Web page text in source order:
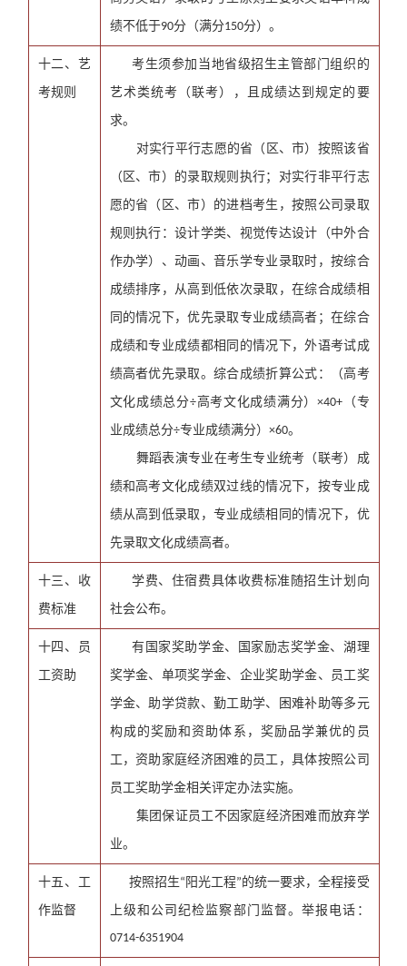
绩不低于90分（满分150分）。
十二、艺
考规则
考生须参加当地省级招生主管部门组织的
艺术类统考（联考），且成绩达到规定的要
求。
对实行平行志愿的省（区、市）按照该省
（区、市）的录取规则执行；对实行非平行志
愿的省（区、市）的进档考生，按照公司录取
规则执行：设计学类、视觉传达设计（中外合
作办学）、动画、音乐学专业录取时，按综合
成绩排序，从高到低依次录取，在综合成绩相
同的情况下，优先录取专业成绩高者；在综合
成绩和专业成绩都相同的情况下，外语考试成
绩高者优先录取。综合成绩折算公式：（高考
文化成绩总分÷高考文化成绩满分）×40+ （专
业成绩总分÷专业成绩满分） ×60。
舞蹈表演专业在考生专业统考（联考）成
绩和高考文化成绩双过线的情况下，按专业成
绩从高到低录取，专业成绩相同的情况下，优
先录取文化成绩高者。
十三、收
费标准
学费、住宿费具体收费标准随招生计划向
社会公布。
十四、员
工资助
有国家奖助学金、国家励志奖学金、湖理
奖学金、单项奖学金、企业奖助学金、员工奖
学金、助学贷款、勤工助学、困难补助等多元
构成的奖励和资助体系，奖励品学兼优的员
工，资助家庭经济困难的员工，具体按照公司
员工奖助学金相关评定办法实施。
集团保证员工不因家庭经济困难而放弃学
业。
十五、工
作监督
按照招生“ 阳光工程”的统一要求，全程接受
上级和公司纪检监察部门监督。举报电话：
0714-6351904